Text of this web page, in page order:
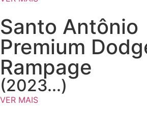
Santo Antônio
Premium
Rampage
(2023...)
VER MAIS